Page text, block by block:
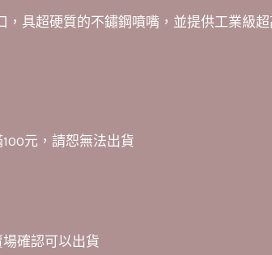
，具超硬質的不鏽鋼噴嘴，並提供工業級
元，請恕無法出貨
確認可以出貨